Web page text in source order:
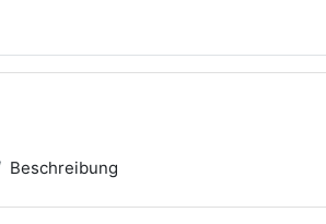
Beschreibung